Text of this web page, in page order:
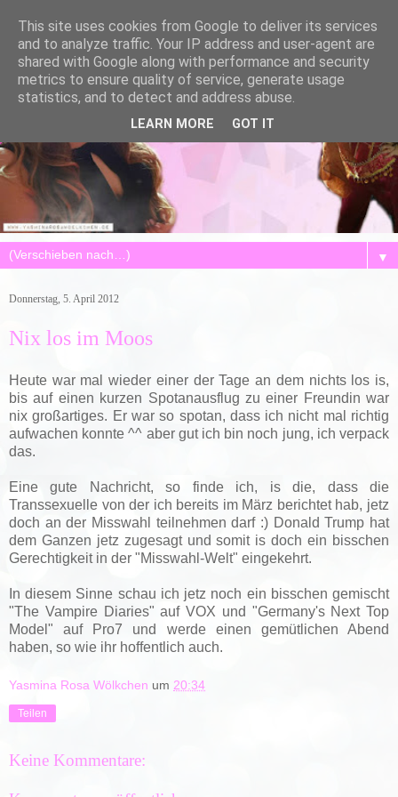
▼
Donnerstag, 5. April 2012
Nix los im Moos
Heute war mal wieder einer der Tage an dem nichts los is,
bis auf einen kurzen Spotanausflug zu einer Freundin war
nix großartiges. Er war so spotan, dass ich nicht mal richtig
aufwachen konnte ^^ aber gut ich bin noch jung, ich verpack
das.
Eine gute Nachricht, so finde ich, is die, dass die
Transsexuelle von der ich bereits im März berichtet hab, jetz
doch an der Misswahl teilnehmen darf :) Donald Trump hat
dem Ganzen jetz zugesagt und somit is doch ein bisschen
Gerechtigkeit in der "Misswahl-Welt" eingekehrt.
In diesem Sinne schau ich jetz noch ein bisschen gemischt
"The Vampire Diaries" auf VOX und "Germany's Next Top
Model" auf Pro7 und werde einen gemütlichen Abend
haben, so wie ihr hoffentlich auch.
Yasmina Rosa Wölkchen um 20:34
Teilen
Keine Kommentare:
This site uses cookies from Google to deliver its services
and to analyze traffic. Your IP address and user-agent are
shared with Google along with performance and security
metrics to ensure quality of service, generate usage
statistics, and to detect and address abuse.
LEARN MORE GOT IT